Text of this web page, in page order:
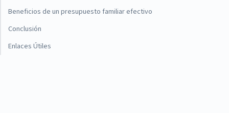
Beneficios de un presupuesto familiar efectivo
Conclusión
Enlaces Útiles